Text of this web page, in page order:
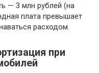
— 3 млн рублей (на
плата превышает
расходом.
при